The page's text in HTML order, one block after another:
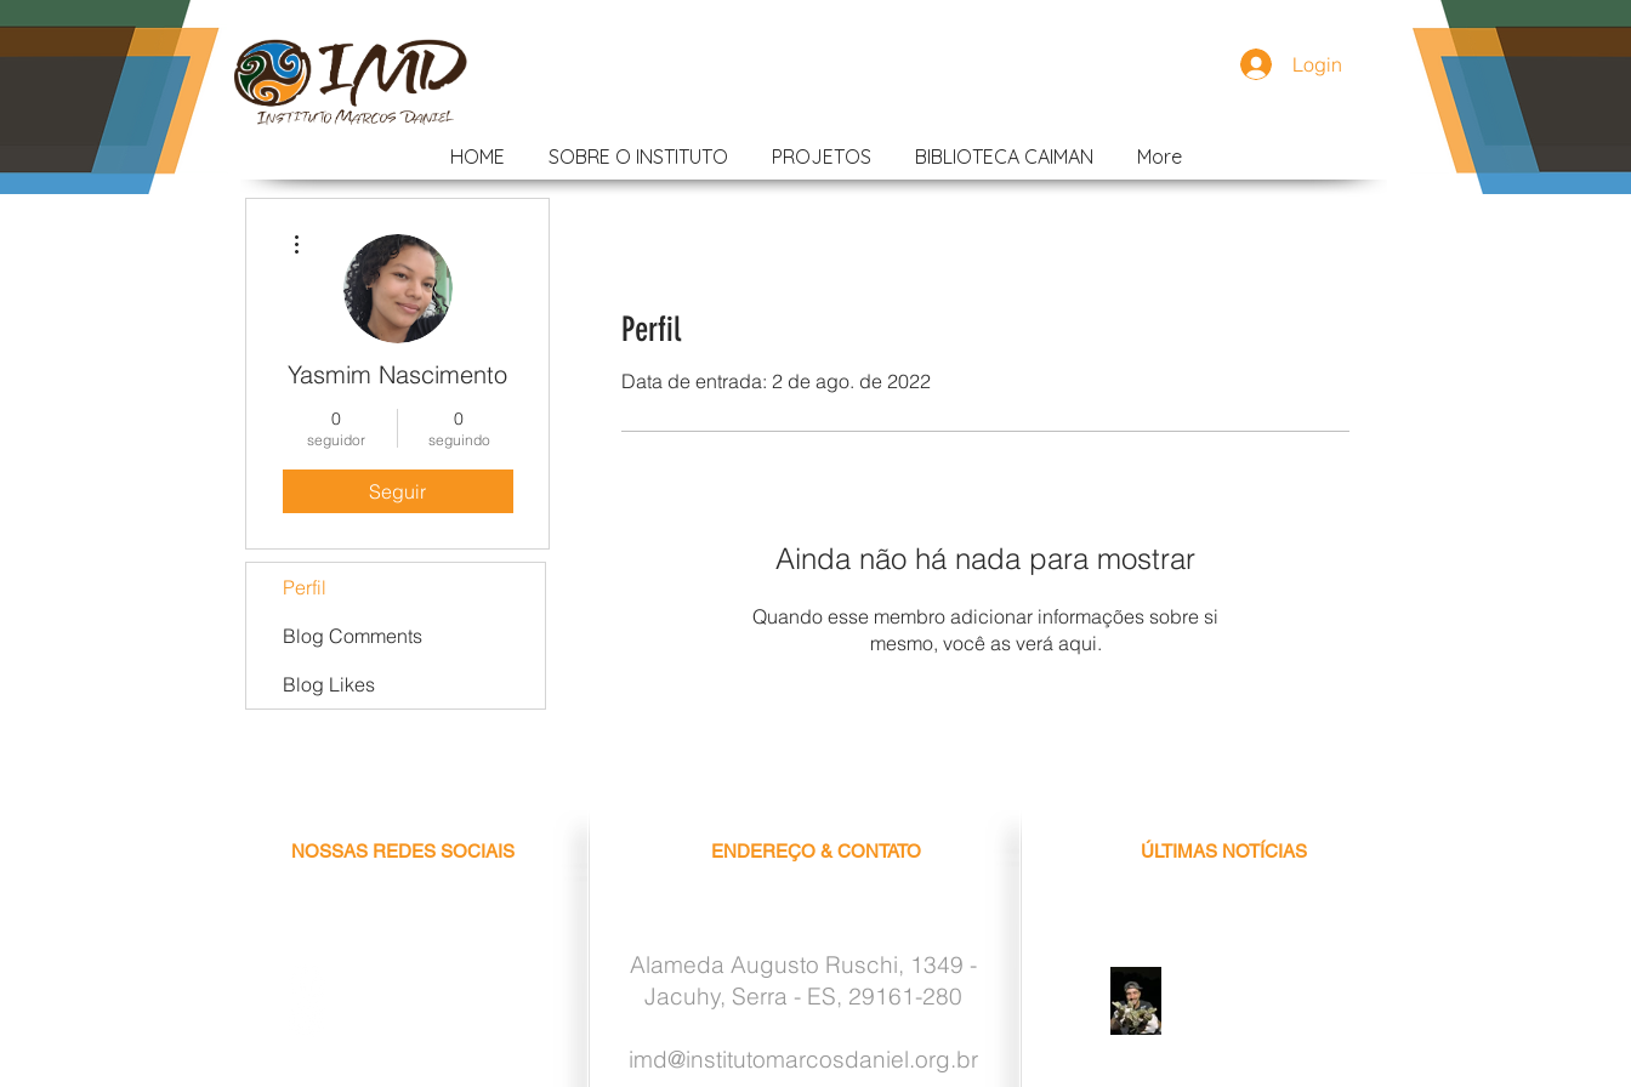
Login
HOME SOBRE O INSTITUTO PROJETOS BIBLIOTECA CAIMAN More
Perfil
Data de entrada: 2 de ago. de 2022
Ainda não há nada para mostrar
Quando esse membro adicionar informações sobre si
mesmo, você as verá aqui.
Yasmim Nascimento
0
seguidor
0
seguindo
Seguir
Perfil
Blog Comments
Blog Likes
NOSSAS REDES SOCIAIS ENDEREÇO & CONTATO ÚLTIMAS NOTÍCIAS
Alameda Augusto Ruschi, 1349 -
Jacuhy, Serra - ES, 29161-280
imd@institutomarcosdaniel.org.br